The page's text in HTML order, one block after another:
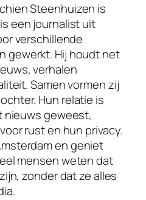
Steenhuizen is
een journalist uit
verschillende
gewerkt. Hij houdt net
verhalen
Samen vormen zij
Hun relatie is
nieuws geweest,
rust en hun privacy.
en geniet
mensen weten dat
zonder dat ze alles